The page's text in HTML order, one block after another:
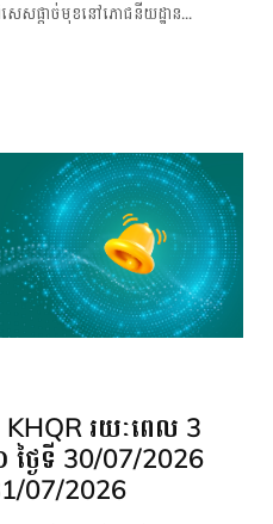
សផ្តាច់មុខនៅភោជនីយដ្ឋាន...
KHQR រយៈពេល 3
ងៃទី 30/07/2026
07/2026